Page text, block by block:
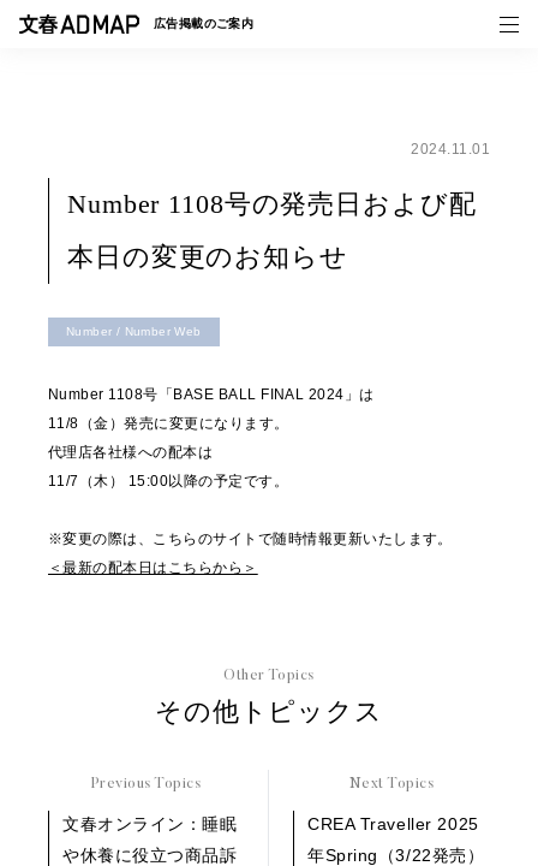
広告掲載のご案内
事例一覧
トピックス
2024.11.01
Number 1108号の発売日および配
本日の変更のお知らせ
Number / Number Web
Number 1108号「BASE BALL FINAL 2024」は
11/8（金）発売に変更になります。
代理店各社様への配本は
11/7（木） 15:00以降の予定です。
※変更の際は、こちらのサイトで随時情報更新いたします。
＜最新の配本日はこちらから＞
Other Topics
その他トピックス
Previous Topics
文春オンライン：睡眠
や休養に役立つ商品訴
Next Topics
CREA Traveller 2025
年Spring（3/22発売）